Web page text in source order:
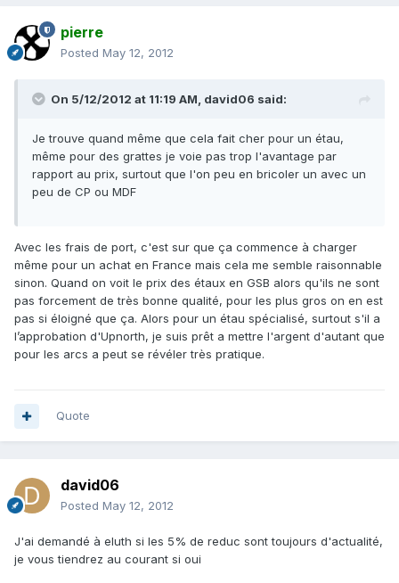
pierre
Posted May 12, 2012
On 5/12/2012 at 11:19 AM, david06 said:
Je trouve quand même que cela fait cher pour un étau,
même pour des grattes je voie pas trop l'avantage par
rapport au prix, surtout que l'on peu en bricoler un avec un
peu de CP ou MDF
Avec les frais de port, c'est sur que ça commence à charger
même pour un achat en France mais cela me semble raisonnable
sinon. Quand on voit le prix des étaux en GSB alors qu'ils ne sont
pas forcement de très bonne qualité, pour les plus gros on en est
pas si éloigné que ça. Alors pour un étau spécialisé, surtout s'il a
l’approbation d'Upnorth, je suis prêt a mettre l'argent d'autant que
pour les arcs a peut se révéler très pratique.
Quote
david06
Posted May 12, 2012
J'ai demandé à eluth si les 5% de reduc sont toujours d'actualité,
je vous tiendrez au courant si oui